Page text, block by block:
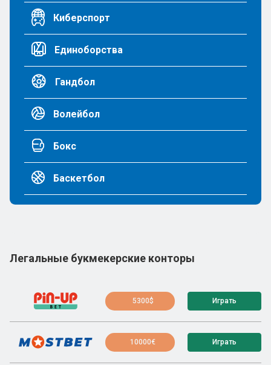
Киберспорт
Единоборства
Гандбол
Волейбол
Бокс
Баскетбол
Легальные букмекерские конторы
5300$ Играть
10000€ Играть